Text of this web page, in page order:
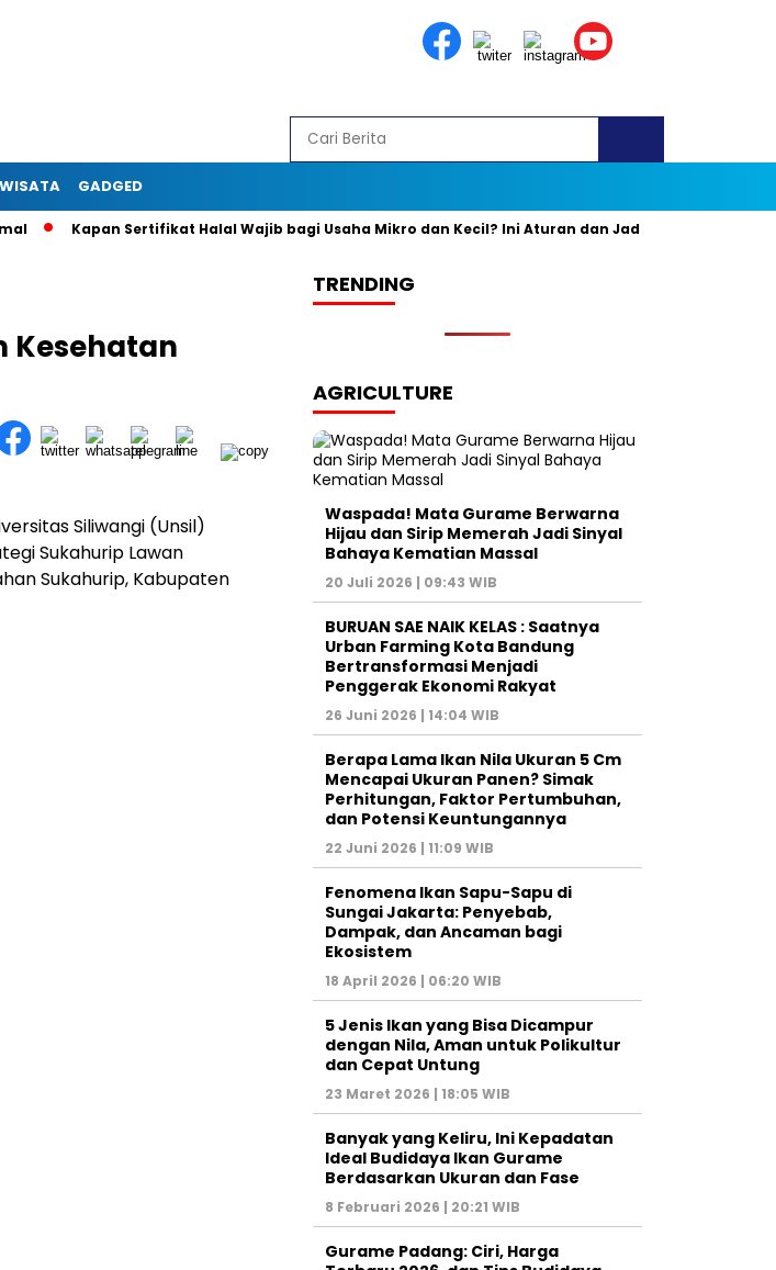
WISATA GADGED
Kapan Sertifikat Halal Wajib bagi Usaha Mikro dan Kecil? Ini Aturan dan Jadwal Resminya
Kesehatan
Siliwangi (Unsil)
Sukahurip Lawan
Sukahurip, Kabupaten
TRENDING
AGRICULTURE
Waspada! Mata Gurame Berwarna
Hijau dan Sirip Memerah Jadi Sinyal
Bahaya Kematian Massal
20 Juli 2026 | 09:43 WIB
BURUAN SAE NAIK KELAS : Saatnya
Urban Farming Kota Bandung
Bertransformasi Menjadi
Penggerak Ekonomi Rakyat
26 Juni 2026 | 14:04 WIB
Berapa Lama Ikan Nila Ukuran 5 Cm
Mencapai Ukuran Panen? Simak
Perhitungan, Faktor Pertumbuhan,
dan Potensi Keuntungannya
22 Juni 2026 | 11:09 WIB
Fenomena Ikan Sapu-Sapu di
Sungai Jakarta: Penyebab,
Dampak, dan Ancaman bagi
Ekosistem
18 April 2026 | 06:20 WIB
5 Jenis Ikan yang Bisa Dicampur
dengan Nila, Aman untuk Polikultur
dan Cepat Untung
23 Maret 2026 | 18:05 WIB
Banyak yang Keliru, Ini Kepadatan
Ideal Budidaya Ikan Gurame
Berdasarkan Ukuran dan Fase
8 Februari 2026 | 20:21 WIB
Gurame Padang: Ciri, Harga